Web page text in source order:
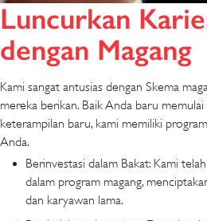
Luncurkan
dengan Magang
Kami sangat antusias dengan Skema
mereka berikan. Baik Anda baru
keterampilan baru, kami memiliki
Anda.
Berinvestasi dalam Bakat: Kami
dalam program magang,
dan karyawan lama.